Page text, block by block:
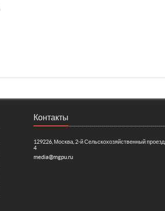
Контакты
129226, Москва, 2-й Сельскохозяйственный проезд,
4
media@mgpu.ru